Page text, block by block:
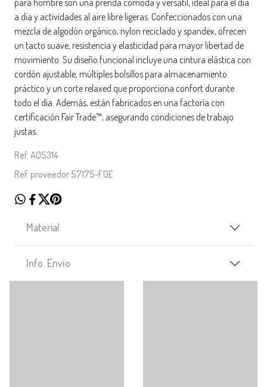
a día y actividades al aire libre ligeras. Confeccionados con una
mezcla de algodón orgánico, nylon reciclado y spandex, ofrecen
un tacto suave, resistencia y elasticidad para mayor libertad de
movimiento. Su diseño funcional incluye una cintura elástica con
cordón ajustable, múltiples bolsillos para almacenamiento
práctico y un corte relaxed que proporciona confort durante
todo el día. Además, están fabricados en una factoría con
certificación Fair Trade™, asegurando condiciones de trabajo
justas.
Ref. A05314
Ref. proveedor 57175-FGE
Material
Info. Envío